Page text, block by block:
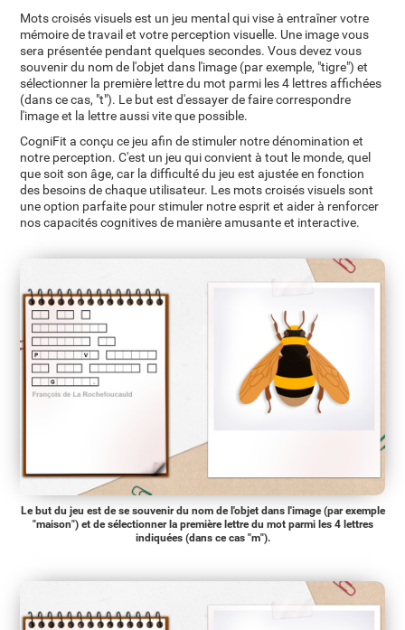
Mots croisés visuels est un jeu mental qui vise à entraîner votre
mémoire de travail et votre perception visuelle. Une image vous
sera présentée pendant quelques secondes. Vous devez vous
souvenir du nom de l'objet dans l'image (par exemple, "tigre") et
sélectionner la première lettre du mot parmi les 4 lettres affichées
(dans ce cas, "t"). Le but est d'essayer de faire correspondre
l'image et la lettre aussi vite que possible.
CogniFit a conçu ce jeu afin de stimuler notre dénomination et
notre perception. C'est un jeu qui convient à tout le monde, quel
que soit son âge, car la difficulté du jeu est ajustée en fonction
des besoins de chaque utilisateur. Les mots croisés visuels sont
une option parfaite pour stimuler notre esprit et aider à renforcer
nos capacités cognitives de manière amusante et interactive.
Le but du jeu est de se souvenir du nom de l'objet dans l'image (par exemple
"maison") et de sélectionner la première lettre du mot parmi les 4 lettres
indiquées (dans ce cas "m").